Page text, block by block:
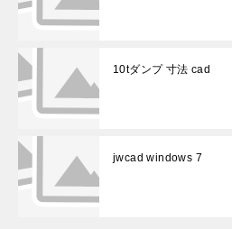
10tダンプ 寸法 cad
jwcad windows 7